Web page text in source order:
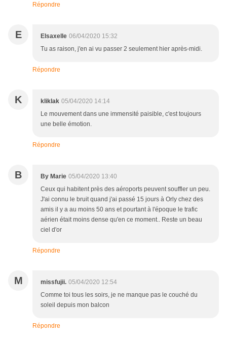
Répondre
E Elsaxelle 06/04/2020 15:32
Tu as raison, j'en ai vu passer 2 seulement hier après-midi.
Répondre
K kliklak 05/04/2020 14:14
Le mouvement dans une immensité paisible, c'est toujours
une belle émotion.
Répondre
B By Marie 05/04/2020 13:40
Ceux qui habitent près des aéroports peuvent souffler un peu.
J'ai connu le bruit quand j'ai passé 15 jours à Orly chez des
amis il y a au moins 50 ans et pourtant à l'époque le trafic
aérien était moins dense qu'en ce moment.. Reste un beau
ciel d'or
Répondre
M missfujii. 05/04/2020 12:54
Comme toi tous les soirs, je ne manque pas le couché du
soleil depuis mon balcon
Répondre